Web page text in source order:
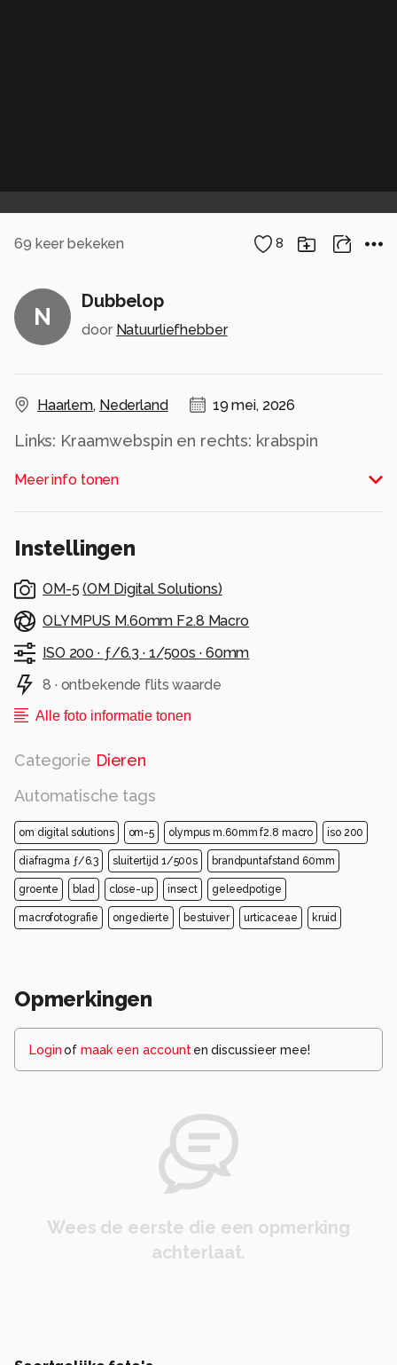
69 keer bekeken 8
N
Dubbelop
door Natuurliefhebber
Haarlem, Nederland 19 mei, 2026
Links: Kraamwebspin en rechts: krabspin
Alle rechten voorbehouden
Meer info tonen
Instellingen
OM-5 (OM Digital Solutions)
OLYMPUS M.60mm F2.8 Macro
ISO 200 · ƒ/6.3 · 1/500s · 60mm
8 · ontbekende flits waarde
Alle foto informatie tonen
Categorie Dieren
Automatische tags
om digital solutions om-5 olympus m.60mm f2.8 macro iso 200
diafragma ƒ/6.3 sluitertijd 1/500s brandpuntafstand 60mm
groente blad close-up insect geleedpotige
macrofotografie ongedierte bestuiver urticaceae kruid
Opmerkingen
Loginof maak een account en discussieer mee!
Wees de eerste die een opmerking
achterlaat.